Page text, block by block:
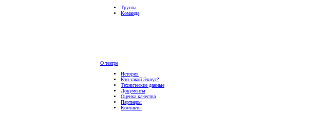
Труппа
Команда
О театре
История
Кто такой Эквус?
Технические данные
Документы
Оценка качества
Партнеры
Контакты